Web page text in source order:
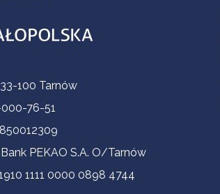
kontaktowe
100 Tarnów
000-76-51
PEKAO S.A. O/Tarnów
1111 0000 0898 4744